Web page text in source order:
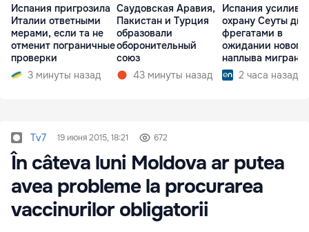
Испания пригрозила
Италии ответными
мерами, если та не
отменит пограничные
проверки
3 минуты назад
Саудовская Аравия,
Пакистан и Турция
образовали
оборонительный
союз
43 минуты назад
Испания
охрану Сеуты
фрегатами в
ожидании нового
наплыва
2 часа назад
Tv7 19 июня 2015, 18:21 672
În câteva luni Moldova ar putea
avea probleme la procurarea
vaccinurilor obligatorii